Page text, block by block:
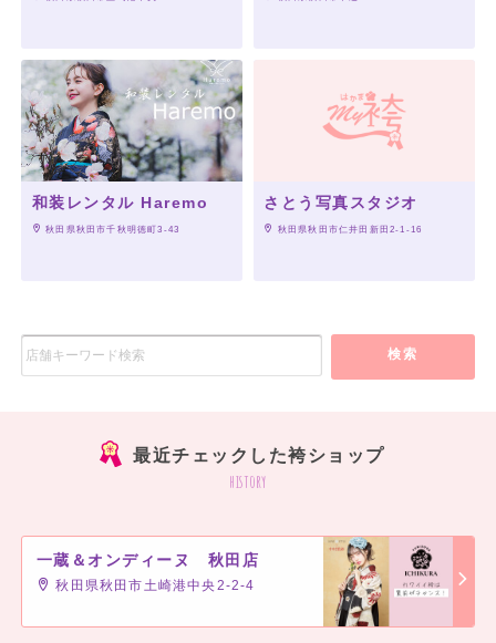
和装レンタル Haremo
秋田県秋田市千秋明徳町3-43
さとう写真スタジオ
秋田県秋田市仁井田新田2-1-16
検索
最近チェックした袴ショップ
history
一蔵＆オンディーヌ 秋田店
秋田県秋田市土崎港中央2-2-4